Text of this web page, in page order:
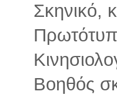
Σκηνικό,
Βοηθός